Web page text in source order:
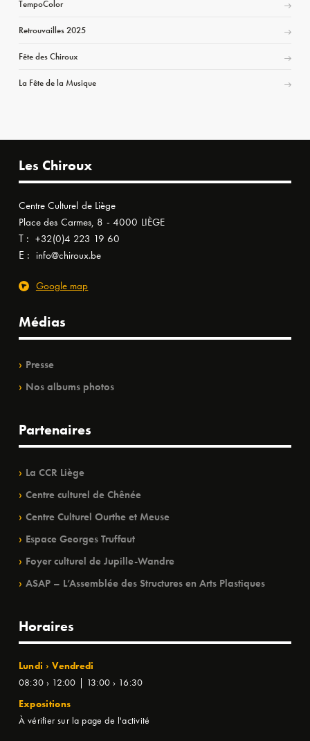
TempoColor
Retrouvailles 2025
Fête des Chiroux
La Fête de la Musique
Les Chiroux
Centre Culturel de Liège
Place des Carmes, 8 - 4000 LIÈGE
T : +32(0)4 223 19 60
E : info@chiroux.be
Google map
Médias
Presse
Nos albums photos
Partenaires
La CCR Liège
Centre culturel de Chênée
Centre Culturel Ourthe et Meuse
Espace Georges Truffaut
Foyer culturel de Jupille-Wandre
ASAP – L’Assemblée des Structures en Arts Plastiques
Horaires
Lundi › Vendredi
08:30 › 12:00 | 13:00 › 16:30
Expositions
À vérifier sur la page de l'activité